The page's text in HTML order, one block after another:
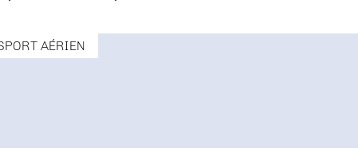
AÉRIEN